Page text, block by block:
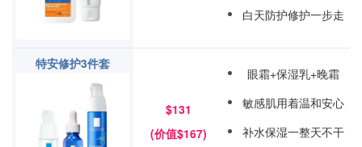
白天防护修护一步走
特安修护3件套
$131
(价值$167)
眼霜+保湿乳+晚霜
敏感肌用着温和安心
补水保湿一整天不干